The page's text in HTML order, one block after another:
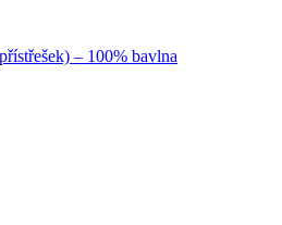
– 100% bavlna